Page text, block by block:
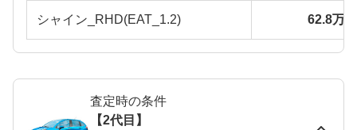
シャイン_RHD(EAT_1.2) 62.8万
査定時の条件
【2代目】